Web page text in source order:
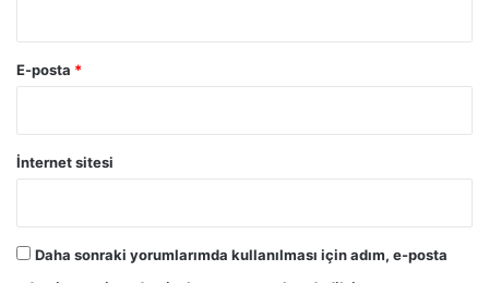
E-posta *
İnternet sitesi
Daha sonraki yorumlarımda kullanılması için adım, e-posta